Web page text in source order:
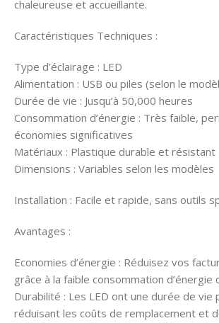
chaleureuse et accueillante.
Caractéristiques Techniques :
Type d’éclairage : LED
Alimentation : USB ou piles (selon le
Durée de vie : Jusqu’à 50,000 heures
Consommation d’énergie : Très faible,
économies significatives
Matériaux : Plastique durable et résistant
Dimensions : Variables selon les modèles
Installation : Facile et rapide, sans outils
Avantages :
Economies d’énergie : Réduisez vos
grâce à la faible consommation d’énergie
Durabilité : Les LED ont une durée de vie
réduisant les coûts de remplacement et